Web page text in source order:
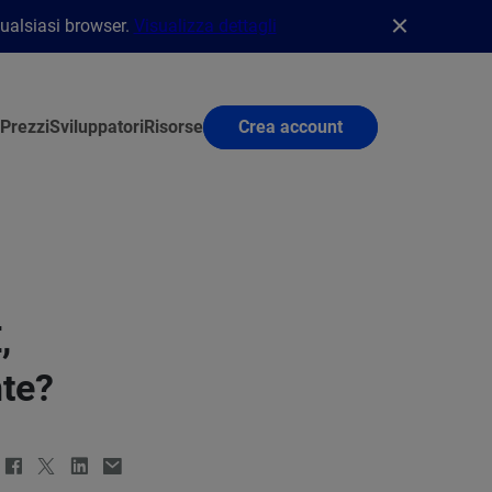
browser. Visualizza dettagli
PrezziSviluppatoriRisorse Crea account